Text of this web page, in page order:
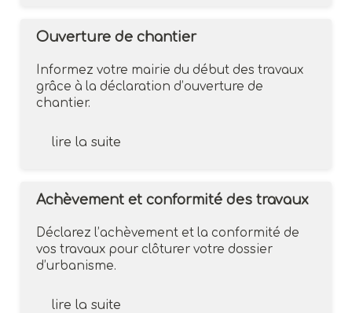
Ouverture de chantier
Informez votre mairie du début des travaux
grâce à la déclaration d’ouverture de
chantier.
lire la suite
Achèvement et conformité des travaux
Déclarez l’achèvement et la conformité de
vos travaux pour clôturer votre dossier
d’urbanisme.
lire la suite